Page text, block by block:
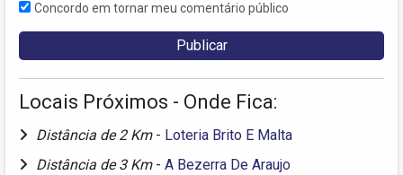
Concordo em tornar meu comentário público
Locais Próximos - Onde Fica:
Distância de 2 Km - Loteria Brito E Malta
Distância de 3 Km - A Bezerra De Araujo